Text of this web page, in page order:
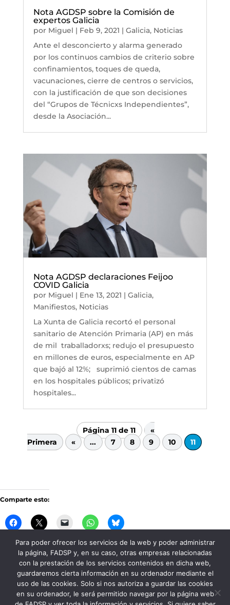
Nota AGDSP sobre la Comisión de
expertos Galicia
por Miguel | Feb 9, 2021 | Galicia, Noticias
Ante el desconcierto y alarma generado
por los continuos cambios de criterio sobre
confinamientos, toques de queda,
vacunaciones, cierre de centros o servicios,
con la justificación de que son decisiones
del “Grupos de Técnicxs Independientes”,
desde la Asociación...
Nota AGDSP declaraciones Feijoo
COVID Galicia
por Miguel | Ene 13, 2021 | Galicia,
Manifiestos, Noticias
La Xunta de Galicia recortó el personal
sanitario de Atención Primaria (AP) en más
de mil traballadorxs; redujo el presupuesto
en millones de euros, especialmente en AP
que bajó al 12%; suprimió cientos de camas
en los hospitales públicos; privatizó
hospitales...
Página 11 de 11
«
Primera
« ... 7 8 9 10 11
Comparte esto:
Me gusta esto:
Para poder ofrecer los servicios de la web y poder administrar
la página, FADSP y, en su caso, otras empresas relacionadas
con la prestación de los servicios contenidos en dicha web,
guardaremos cierta información en su ordenador mediante el
uso de las cookies. Solo si nos autoriza a guardar las cookies
en su ordenador, le será permitido navegar por la página web